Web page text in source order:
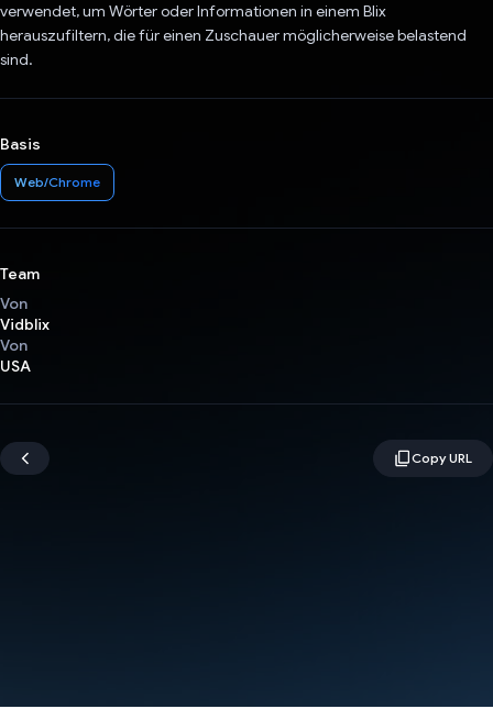
verwendet, um Wörter oder Informationen in einem Blix
herauszufiltern, die für einen Zuschauer möglicherweise belastend
sind.
Basis
Web/Chrome
Team
Von
Vidblix
Von
USA